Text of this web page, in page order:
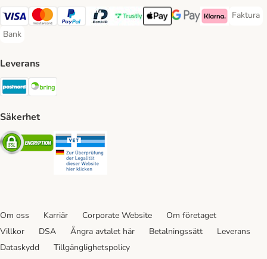
Visa Payment Method
Mastercard Payment Method
PayPal Payment Method
BankID Payment Method
Trustly Payment Method
Apple Pay Payment Method
Googple Pay Payment
Klarna Payment
Faktura
Faktura
Bank
Bank Payment Method
Leverans
Postnord Shipping Method
Säkerhet
Security
Om oss Karriär Corporate Website
Om företaget
Villkor
DSA Ångra avtalet här Betalningssätt
Leverans
Dataskydd
Tillgänglighetspolicy